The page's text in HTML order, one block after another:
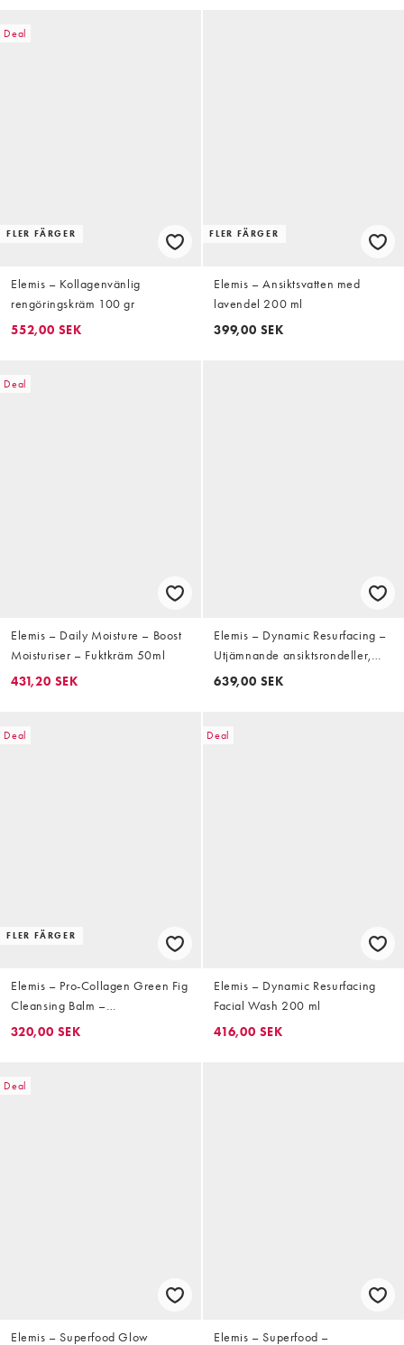
Deal
FLER FÄRGER
Elemis – Kollagenvänlig
rengöringskräm 100 gr
552,00 SEK
FLER FÄRGER
Elemis – Ansiktsvatten med
lavendel 200 ml
399,00 SEK
Deal
Elemis – Daily Moisture – Boost
Moisturiser – Fuktkräm 50ml
431,20 SEK
Elemis – Dynamic Resurfacing –
Utjämnande ansiktsrondeller,
60-pack
639,00 SEK
Deal
FLER FÄRGER
Elemis – Pro-Collagen Green Fig
Cleansing Balm –
Rengöringskräm 50g
320,00 SEK
Deal
Elemis – Dynamic Resurfacing
Facial Wash 200 ml
416,00 SEK
Deal
Elemis – Superfood Glow Elemis – Superfood –